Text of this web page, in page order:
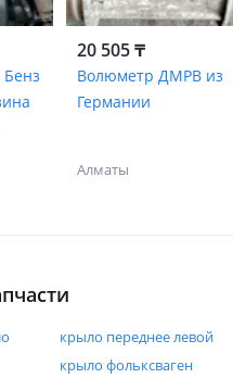
20 505 ₸
Волюметр ДМРВ из
Германии
Алматы
крыло переднее левой
крыло фольксваген